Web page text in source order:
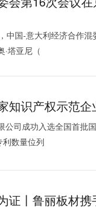
中国-意大利经济合作
·塔亚尼（
知识产权示范
公司成功入选全国首批
数量位列
证丨鲁丽板材